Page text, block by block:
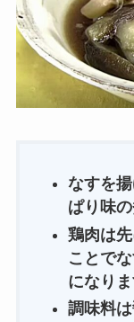
なすを
ぱり味の
鶏肉は
ことで
になりま
調味料